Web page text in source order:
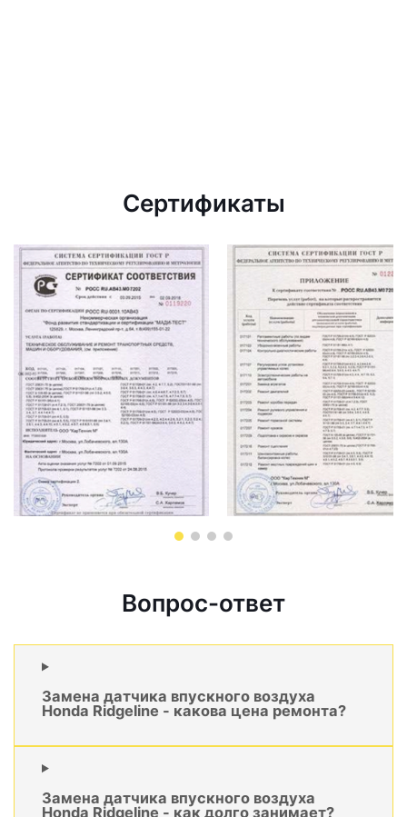
Сертификаты
Вопрос-ответ
Замена датчика впускного воздуха
Honda Ridgeline - какова цена ремонта?
Замена датчика впускного воздуха
Honda Ridgeline - как долго занимает?